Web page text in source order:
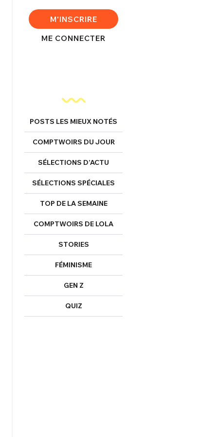
M'INSCRIRE
ME CONNECTER
POSTS LES MIEUX NOTÉS
COMPTWOIRS DU JOUR
SÉLECTIONS D’ACTU
SÉLECTIONS SPÉCIALES
TOP DE LA SEMAINE
COMPTWOIRS DE LOLA
STORIES
FÉMINISME
GEN Z
QUIZ
Mot de passe perdu ?
Un Thread
C'EST PARTI